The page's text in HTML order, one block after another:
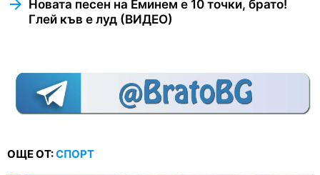
Новата песен на Еминем е 10 точки, брато!
Глей къв е луд (ВИДЕО)
ОЩЕ ОТ:СПОРТ